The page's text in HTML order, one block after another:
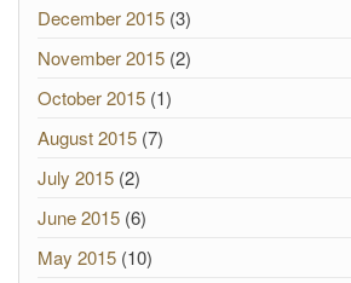
December 2015 (3)
November 2015 (2)
October 2015 (1)
August 2015 (7)
July 2015 (2)
June 2015 (6)
May 2015 (10)